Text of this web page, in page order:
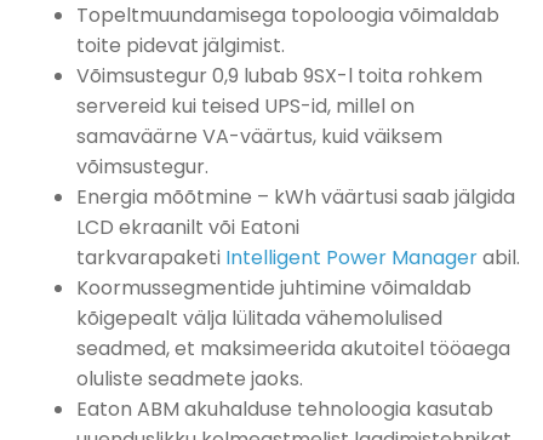
Topeltmuundamisega topoloogia võimaldab
toite pidevat jälgimist.
Võimsustegur 0,9 lubab 9SX-l toita rohkem
servereid kui teised UPS-id, millel on
samaväärne VA-väärtus, kuid väiksem
võimsustegur.
Energia mõõtmine – kWh väärtusi saab jälgida
LCD ekraanilt või Eatoni
tarkvarapaketi Intelligent Power Managerabil.
Koormussegmentide juhtimine võimaldab
kõigepealt välja lülitada vähemolulised
seadmed, et maksimeerida akutoitel tööaega
oluliste seadmete jaoks.
Eaton ABM akuhalduse tehnoloogia kasutab